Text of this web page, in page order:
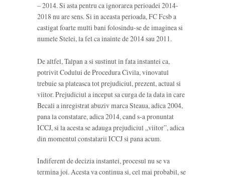
– 2014. Si asta pentru ca ignorarea perioadei 2014-
2018 nu are sens. Si in aceasta perioada, FC Fcsb a
castigat foarte multi bani folosindu-se de imaginea si
numele Stelei, la fel ca inainte de 2014 sau 2011.
De altfel, Talpan a si sustinut in fata instantei ca,
potrivit Codului de Procedura Civila, vinovatul
trebuie sa plateasca tot prejudiciul, prezent, actual si
viitor. Prejudiciul a inceput sa curga de la data in care
Becali a inregistrat abuziv marca Steaua, adica 2004,
pana la constatare, adica 2014, cand s-a pronuntat
ICCJ, si la acesta se adauga prejudiciul „viitor”, adica
din momentul constatarii ICCJ si pana acum.
Indiferent de decizia instantei, procesul nu se va
termina joi. Acesta va continua si, cel mai probabil, se